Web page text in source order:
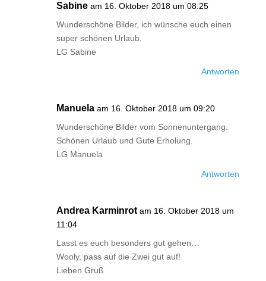
Sabine am 16. Oktober 2018 um 08:25
Wunderschöne Bilder, ich wünsche euch einen
super schönen Urlaub.
LG Sabine
Antworten
Manuela am 16. Oktober 2018 um 09:20
Wunderschöne Bilder vom Sonnenuntergang.
Schönen Urlaub und Gute Erholung.
LG Manuela
Antworten
Andrea Karminrot am 16. Oktober 2018 um
11:04
Lasst es euch besonders gut gehen…
Wooly, pass auf die Zwei gut auf!
Lieben Gruß